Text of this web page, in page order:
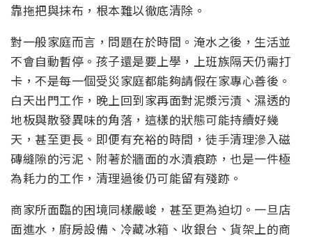
靠拖把與抹布，根本難以徹底清除。
對一般家庭而言，問題在於時間。淹水之後，生活並
不會自動暫停。孩子還是要上學，上班族隔天仍需打
卡，不是每一個受災家庭都能夠請假在家專心善後。
白天出門工作，晚上回到家再面對泥漿污漬、濕透的
地板與散發異味的角落，這樣的狀態可能持續好幾
天，甚至更長。即便有充裕的時間，徒手清理滲入磁
磚縫隙的污泥、附著於牆面的水漬痕跡，也是一件極
為耗力的工作，清理過後仍可能留有殘跡。
商家所面臨的困境同樣嚴峻，甚至更為迫切。一旦店
面進水，廚房設備、冷藏冰箱、收銀台、貨架上的商